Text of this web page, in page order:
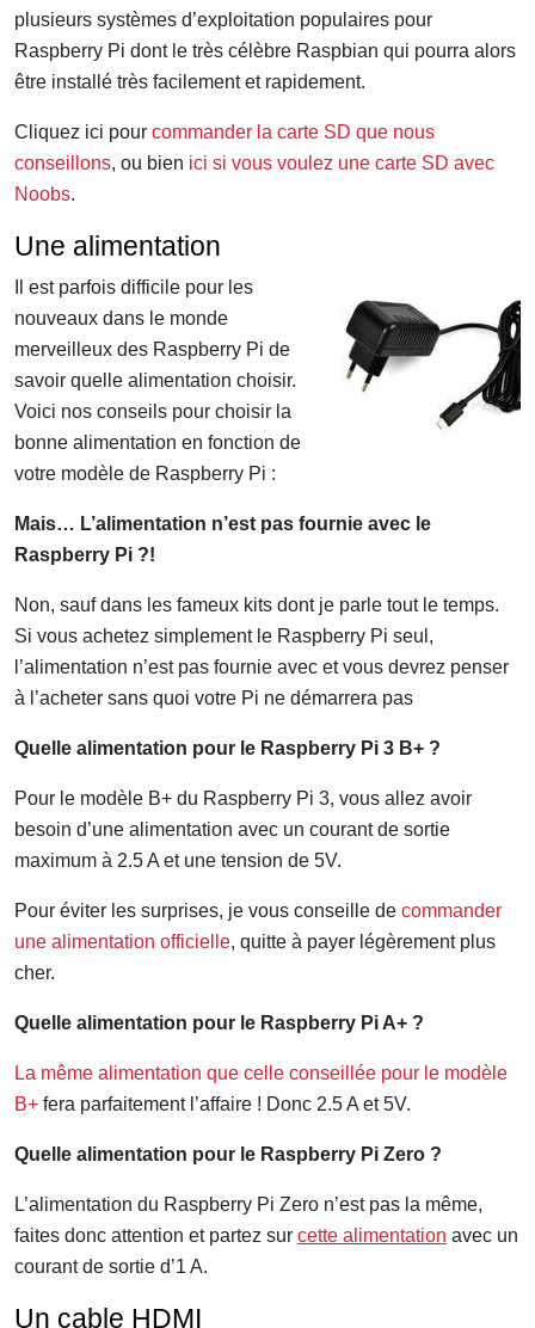
plusieurs systèmes d’exploitation populaires pour
Raspberry Pi dont le très célèbre Raspbian qui pourra alors
être installé très facilement et rapidement.
Cliquez ici pour commander la carte SD que nous
conseillons, ou bien ici si vous voulez une carte SD avec
Noobs.
Une alimentation
Il est parfois difficile pour les
nouveaux dans le monde
merveilleux des Raspberry Pi de
savoir quelle alimentation choisir.
Voici nos conseils pour choisir la
bonne alimentation en fonction de
votre modèle de Raspberry Pi :
Mais… L’alimentation n’est pas fournie avec le
Raspberry Pi ?!
Non, sauf dans les fameux kits dont je parle tout le temps.
Si vous achetez simplement le Raspberry Pi seul,
l’alimentation n’est pas fournie avec et vous devrez penser
à l’acheter sans quoi votre Pi ne démarrera pas
Quelle alimentation pour le Raspberry Pi 3 B+ ?
Pour le modèle B+ du Raspberry Pi 3, vous allez avoir
besoin d’une alimentation avec un courant de sortie
maximum à 2.5 A et une tension de 5V.
Pour éviter les surprises, je vous conseille de commander
une alimentation officielle, quitte à payer légèrement plus
cher.
Quelle alimentation pour le Raspberry Pi A+ ?
La même alimentation que celle conseillée pour le modèle
B+ fera parfaitement l’affaire ! Donc 2.5 A et 5V.
Quelle alimentation pour le Raspberry Pi Zero ?
L’alimentation du Raspberry Pi Zero n’est pas la même,
faites donc attention et partez sur cette alimentation avec un
courant de sortie d’1 A.
Un cable HDMI